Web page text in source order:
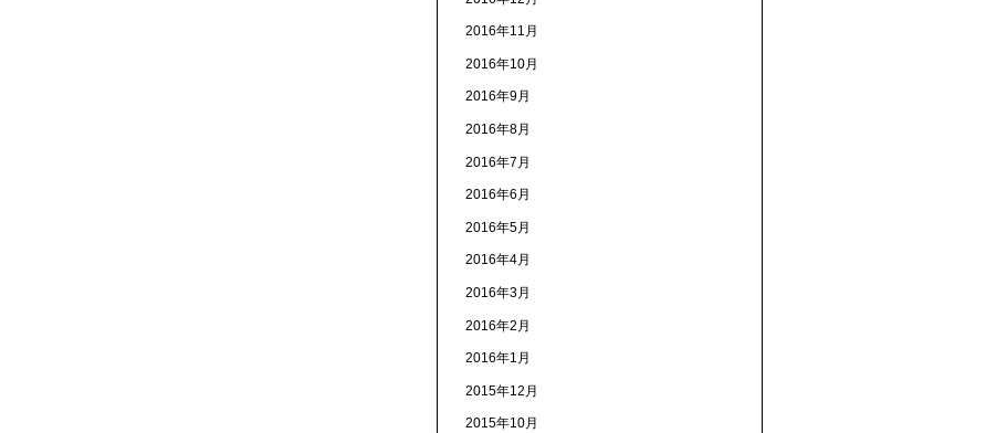
2016年11月
2016年10月
2016年9月
2016年8月
2016年7月
2016年6月
2016年5月
2016年4月
2016年3月
2016年2月
2016年1月
2015年12月
2015年10月